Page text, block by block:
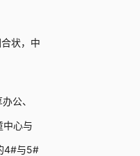
状，中
公、
中心与
4#与5#